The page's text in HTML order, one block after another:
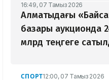
16:49, 07 Тамыз 2026
Алматыдағы
базары аукционда
млрд теңгеге
СПОРТ12:00, 07 Тамыз 2026